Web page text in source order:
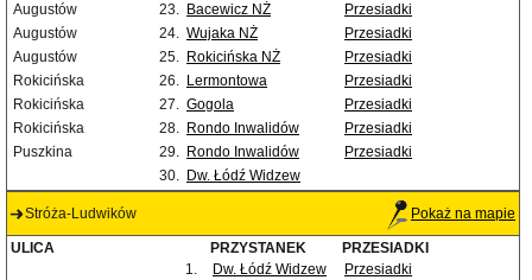
Augustów
23. Bacewicz NŻ
Przesiadki
Augustów
24. Wujaka NŻ
Przesiadki
Augustów
25. Rokicińska NŻ
Przesiadki
Rokicińska
26. Lermontowa
Przesiadki
Rokicińska
27. Gogola
Przesiadki
Rokicińska
28. Rondo Inwalidów
Przesiadki
Puszkina
29. Rondo Inwalidów
Przesiadki
30. Dw. Łódź Widzew
Stróża-Ludwików Pokaż na mapie
ULICA PRZYSTANEK
PRZESIADKI
1.
Dw. Łódź Widzew
Przesiadki